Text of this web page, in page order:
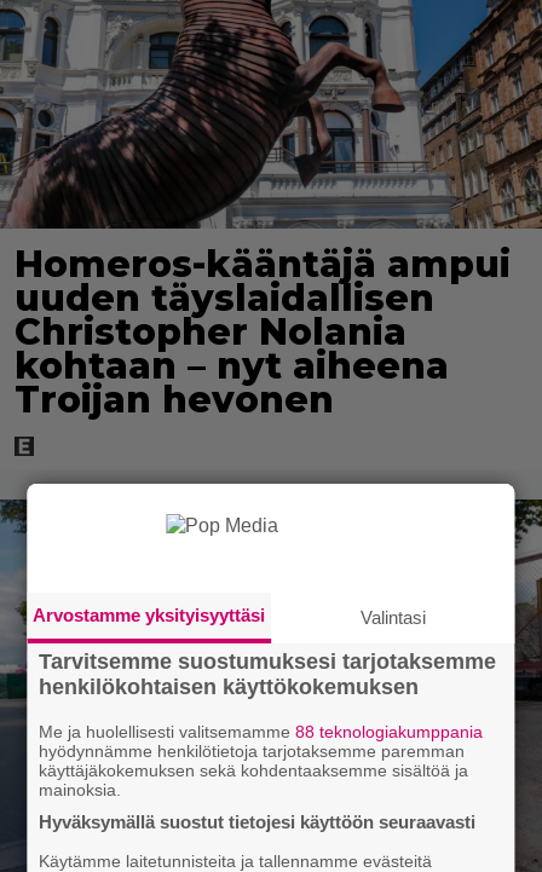
Homeros-kääntäjä ampui
uuden täyslaidallisen
Christopher Nolania
kohtaan – nyt aiheena
Troijan hevonen
Arvostamme yksityisyyttäsi Valintasi
Tarvitsemme suostumuksesi tarjotaksemme
henkilökohtaisen käyttökokemuksen
Me ja huolellisesti valitsemamme88 teknologiakumppania
hyödynnämme henkilötietoja tarjotaksemme paremman
käyttäjäkokemuksen sekä kohdentaaksemme sisältöä ja
mainoksia.
Hyväksymällä suostut tietojesi käyttöön seuraavasti
Käytämme laitetunnisteita ja tallennamme evästeitä